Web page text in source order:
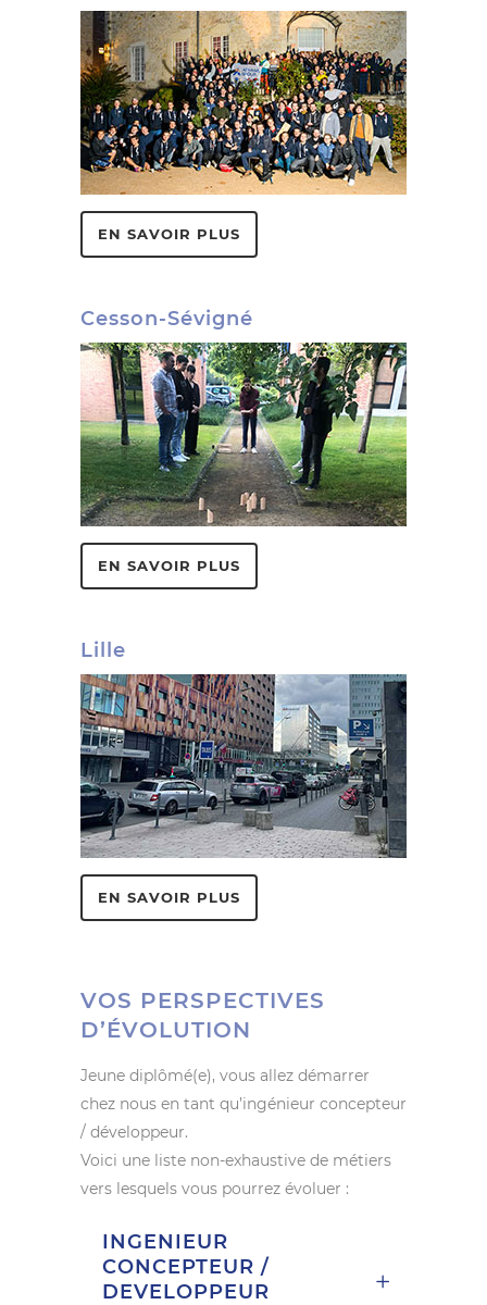
EN SAVOIR PLUS
Cesson-Sévigné
EN SAVOIR PLUS
Lille
EN SAVOIR PLUS
VOS PERSPECTIVES
D’ÉVOLUTION
Jeune diplômé(e), vous allez démarrer
chez nous en tant qu’ingénieur concepteur
/ développeur.
Voici une liste non-exhaustive de métiers
vers lesquels vous pourrez évoluer :
INGENIEUR
CONCEPTEUR /
DEVELOPPEUR